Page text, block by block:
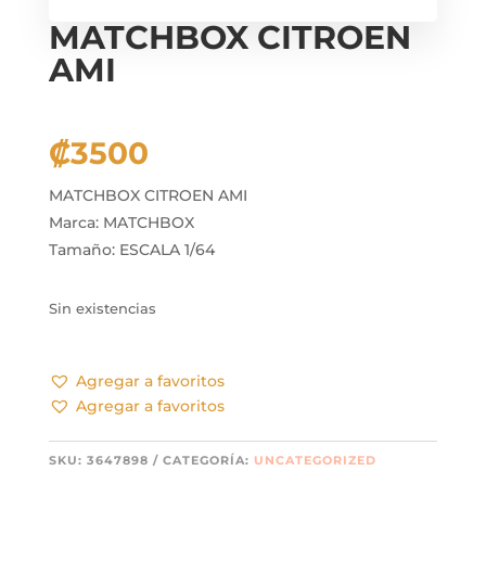
MATCHBOX CITROEN
AMI
₡3500
MATCHBOX CITROEN AMI
Marca: MATCHBOX
Tamaño: ESCALA 1/64
Sin existencias
Agregar a favoritos
Agregar a favoritos
SKU: 3647898 CATEGORÍA: UNCATEGORIZED